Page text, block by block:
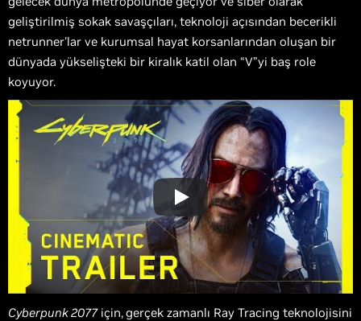
geliştirilmiş sokak savaşçıları, teknoloji açısından becerikli
netrunner'lar ve kurumsal hayat korsanlarından oluşan bir
dünyada yükselişteki bir kiralık katil olan “V”yi baş role
koyuyor.
Cyberpunk 2077için,gerçek zamanlı Ray Tracing teknolojisini